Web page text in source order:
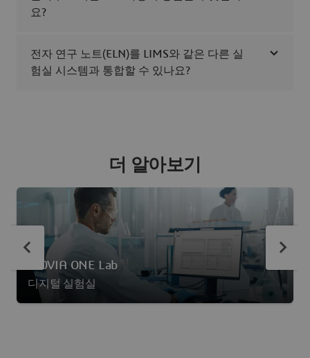
요?
전자 연구 노트(ELN)를 LIMS와 같은 다른 실
험실 시스템과 통합할 수 있나요?
더 알아보기
BIOVIA ONE Lab
디지털 실험실